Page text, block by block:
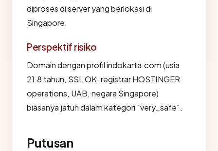
diproses di server yang berlokasi di
Singapore.
Perspektif risiko
Domain dengan profil indokarta.com (usia
21.8 tahun, SSL OK, registrar HOSTINGER
operations, UAB, negara Singapore)
biasanya jatuh dalam kategori "very_safe".
Putusan